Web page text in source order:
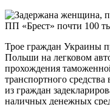
Трое граждан Украины
Польши на легковом
прохождения
транспортного
из граждан
наличных денежных